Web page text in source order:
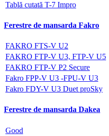
Tablă cutată T-7 Impro
Ferestre de mansarda Fakro
FAKRO FTS-V U2
FAKRO FTP-V U3, FTP-V U5
FAKRO FTP-V P2 Secure
Fakro FPP-V U3 -FPU-V U3
Fakro FDY-V U3 Duet proSky
Ferestre de mansarda Dakea
Good